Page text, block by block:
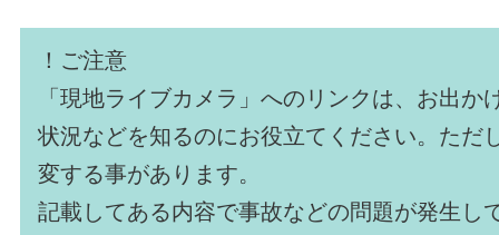
！ご注意
「現地ライブカメラ」へのリンクは、お出か
状況などを知るのにお役立てください。ただ
変する事があります。
記載してある内容で事故などの問題が発生し